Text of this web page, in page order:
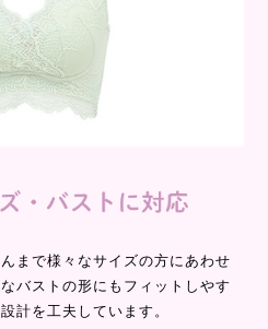
まで様々なサイズの方にあわせ
バストの形にもフィットしやす
計を工夫しています。